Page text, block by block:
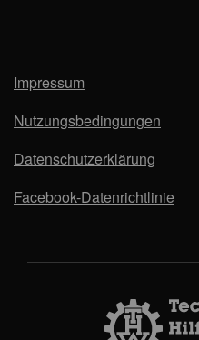
Impressum
Nutzungsbedingungen
Datenschutzerklärung
Facebook-Datenrichtlinie